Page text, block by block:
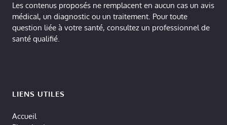
Les contenus proposés ne remplacent en aucun cas un avis
médical, un diagnostic ou un traitement. Pour toute
question liée à votre santé, consultez un professionnel de
santé qualifié.
LIENS UTILES
Accueil